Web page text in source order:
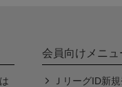
会員向けメニュ
ＪリーグID新